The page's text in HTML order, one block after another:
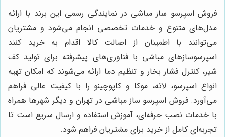
فروش اسپرسو ساز مباشی در نمایندگی رسمی این برند با ارائه
مدل‌های متنوع و خدمات تخصصی انجام می‌شود و مشتریان
می‌توانند با اطمینان از اصالت کالا اقدام به خرید کنند
اسپرسوسازهای مباشی با فناوری‌های پیشرفته برای تولید کف
شیر، کنترل فشار بخار و تنظیم دما ارائه می‌شوند که امکان تهیه
انواع اسپرسو، لاته، موکا و کاپوچینو را با کیفیت عالی فراهم
می‌آورد. فروش اسپرسو ساز مباشی در تهران و دیگر شهرها همراه
با خدمات نصب حرفه‌ای، آموزش استفاده و ارسال سریع است تا
تجربه‌ای کامل از خرید برای مشتریان فراهم شود.